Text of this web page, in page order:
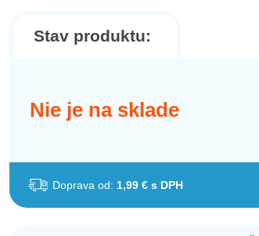
Stav produktu:
Nie je na sklade
Doprava od: 1,99 € s DPH